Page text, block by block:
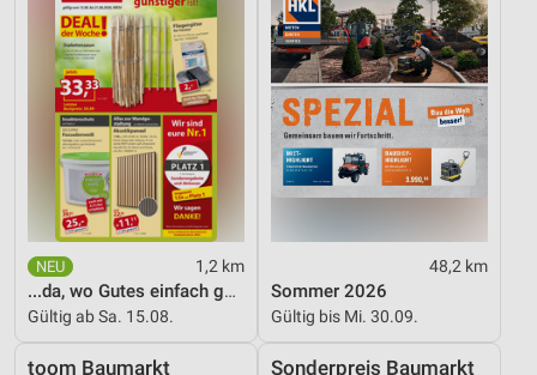
1,2 km
...da, wo Gutes einfach günstiger ist!
Gültig ab Sa. 15.08.
48,2 km
Sommer 2026
Gültig bis Mi. 30.09.
toom Baumarkt Sonderpreis Baumarkt
Messung der Werbeleistung
Messung der Performance von Inhalten
Analyse von Zielgruppen durch Statistiken oder
Kombinationen von Daten aus verschiedenen
Quellen
Entwicklung und Verbesserung der Angebote
Verwendung reduzierter Daten zur Auswahl von
Inhalten
IAB-Besonderheiten: